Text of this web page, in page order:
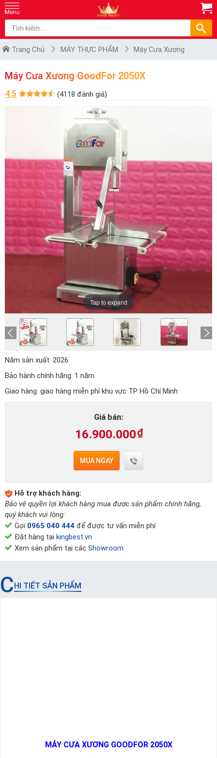
Trang Chủ MÁY THỰC PHẨM Máy Cưa Xương
Máy Cưa Xương GoodFor 2050X
4.5 (4118 đánh giá)
Tap to expand
Năm sản xuất: 2026
Bảo hành chính hãng: 1 năm
Giao hàng: giao hàng miễn phí khu vực TP Hồ Chí Minh
Giá bán:
16.900.000₫
MUA NGAY
Hỗ trợ khách hàng:
Bảo vệ quyền lợi khách hàng mua được sản phẩm chính hãng,
quý khách vui lòng:
Gọi 0965 040 444 để được tư vấn miễn phí
Đặt hàng tại kingbest.vn
Xem sản phẩm tại các Showroom
CHI TIẾT SẢN PHẨM
MÁY CƯA XƯƠNG GOODFOR 2050X